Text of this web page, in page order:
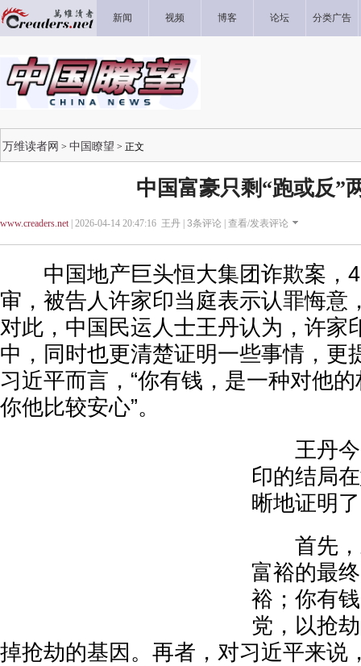
新闻 视频 博客 论坛 分类广告
万维读者网 > 中国瞭望 > 正文
中国富豪只剩“跑或反”
www.creaders.net| 2026-04-14 20:47:16 王丹 | 3条评论 | 查看/发表评论
中国地产巨头恒大集团诈欺案，4
审，被告人许家印当庭表示认罪悔意
对此，中国民运人士王丹认为，许家
中，同时也更清楚证明一些事情，更
习近平而言，“你有钱，是一种对他
你他比较安心”。
王丹今
印的结局
晰地证明
首先，
富裕的最
裕；你有
党，以抢
掉抢劫的基因。再者，对习近平来说